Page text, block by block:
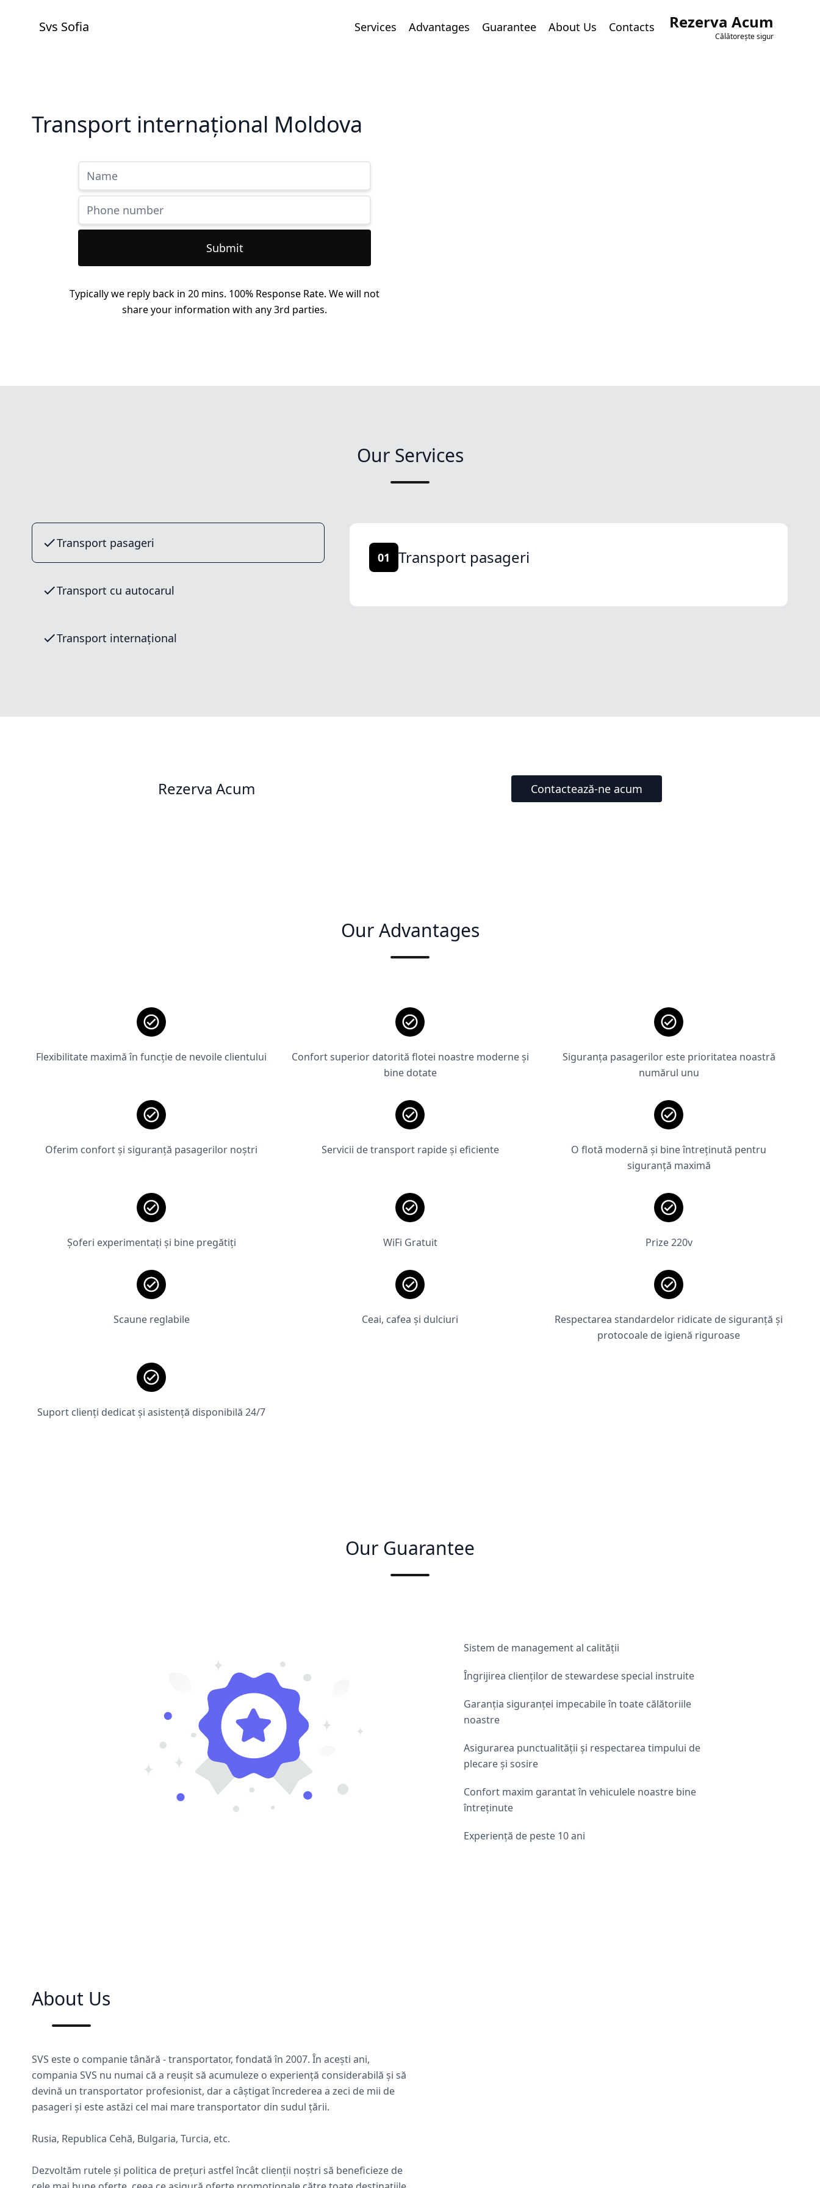
Svs Sofia Services Advantages Guarantee About Us Contacts Rezerva Acum
Călătorește sigur
Transport internațional Moldova
Submit
Typically we reply back in 20 mins. 100% Response Rate. We will not
share your information with any 3rd parties.
Our Services
Transport pasageri
Transport cu autocarul
Transport internațional
01 Transport pasageri
Rezerva Acum Contactează-ne acum
Our Advantages
Flexibilitate maximă în funcție de nevoile clientului
Confort superior datorită flotei noastre moderne și
bine dotate
Siguranța pasagerilor este prioritatea noastră
numărul unu
Oferim confort și siguranță pasagerilor noștri Servicii de transport rapide și eficiente
O flotă modernă și bine întreținută pentru
siguranță maximă
Șoferi experimentați și bine pregătiți WiFi Gratuit Prize 220v
Scaune reglabile Ceai, cafea și dulciuri
Respectarea standardelor ridicate de siguranță și
protocoale de igienă riguroase
Suport clienți dedicat și asistență disponibilă 24/7
Our Guarantee
Sistem de management al calității
Îngrijirea clienților de stewardese special instruite
Garanția siguranței impecabile în toate călătoriile
noastre
Asigurarea punctualității și respectarea timpului de
plecare și sosire
Confort maxim garantat în vehiculele noastre bine
întreținute
Experiență de peste 10 ani
About Us
SVS este o companie tânără - transportator, fondată în 2007. În acești ani,
compania SVS nu numai că a reușit să acumuleze o experiență considerabilă și să
devină un transportator profesionist, dar a câștigat încrederea a zeci de mii de
pasageri și este astăzi cel mai mare transportator din sudul țării.
Rusia, Republica Cehă, Bulgaria, Turcia, etc.
Dezvoltăm rutele și politica de prețuri astfel încât clienții noștri să beneficieze de